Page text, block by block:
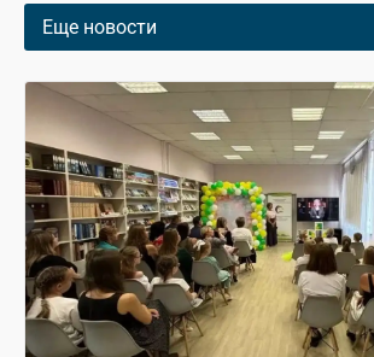
Еще новости